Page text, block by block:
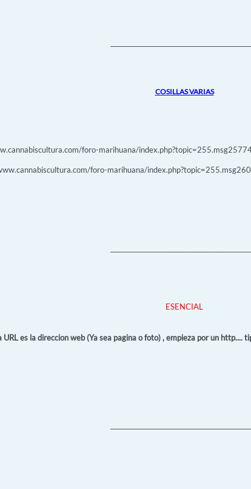
COSILLAS VARIAS
foro-marihuana/
foro-marihuana/
ESENCIAL
URL es la direccion web (Ya sea pagina o foto) , empieza por un http....